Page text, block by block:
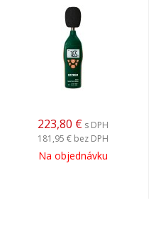
223,80 € s DPH
181,95 € bez DPH
Na objednávku